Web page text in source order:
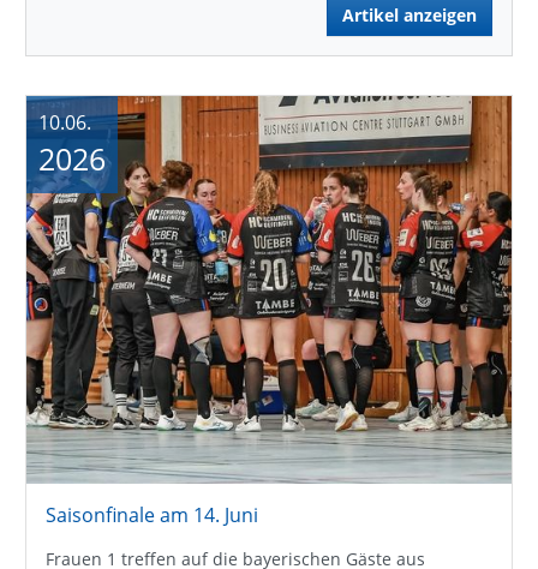
Artikel anzeigen
Saisonfinale am 14. Juni
Frauen 1 treffen auf die bayerischen Gäste aus
10.06.
2026